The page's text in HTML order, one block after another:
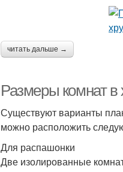
читать дальше →
Размеры комнат в
Существуют варианты
можно расположить
Для распашонки
Две изолированные